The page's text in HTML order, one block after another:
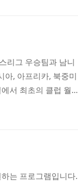
겨주니 정..
리그 우승팀과 남니
아, 아프리카, 북중미
서 최초의 클럽 월
흡수하여 매년 정
는 프로그램입니다.